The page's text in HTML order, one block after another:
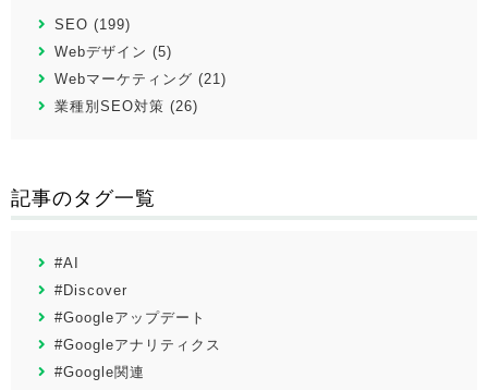
SEO (199)
Webデザイン (5)
Webマーケティング (21)
業種別SEO対策 (26)
記事のタグ一覧
#AI
#Discover
#Googleアップデート
#Googleアナリティクス
#Google関連